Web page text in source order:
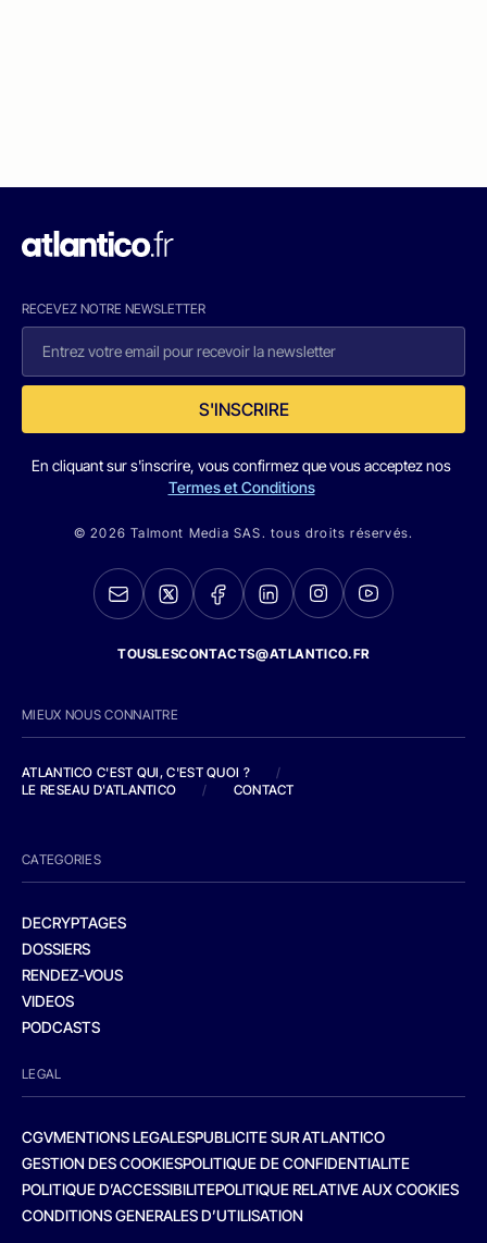
RECEVEZ NOTRE NEWSLETTER
S'INSCRIRE
En cliquant sur s'inscrire, vous confirmez que vous acceptez nos
Termes et Conditions
© 2026 Talmont Media SAS. tous droits réservés.
TOUSLESCONTACTS@ATLANTICO.FR
MIEUX NOUS CONNAITRE
ATLANTICO C'EST QUI, C'EST QUOI ?
/
LE RESEAU D'ATLANTICO
/ CONTACT
CATEGORIES
DECRYPTAGES
DOSSIERS
RENDEZ-VOUS
VIDEOS
PODCASTS
LEGAL
CGVMENTIONS LEGALESPUBLICITE SUR ATLANTICO
GESTION DES COOKIESPOLITIQUE DE CONFIDENTIALITE
POLITIQUE D’ACCESSIBILITEPOLITIQUE RELATIVE AUX COOKIES
CONDITIONS GENERALES D’UTILISATION